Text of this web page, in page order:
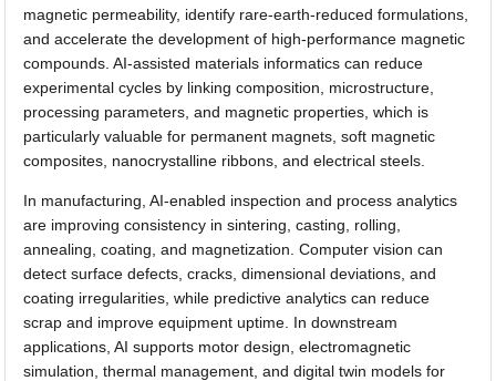
magnetic permeability, identify rare-earth-reduced formulations,
and accelerate the development of high-performance magnetic
compounds. AI-assisted materials informatics can reduce
experimental cycles by linking composition, microstructure,
processing parameters, and magnetic properties, which is
particularly valuable for permanent magnets, soft magnetic
composites, nanocrystalline ribbons, and electrical steels.
In manufacturing, AI-enabled inspection and process analytics
are improving consistency in sintering, casting, rolling,
annealing, coating, and magnetization. Computer vision can
detect surface defects, cracks, dimensional deviations, and
coating irregularities, while predictive analytics can reduce
scrap and improve equipment uptime. In downstream
applications, AI supports motor design, electromagnetic
simulation, thermal management, and digital twin models for